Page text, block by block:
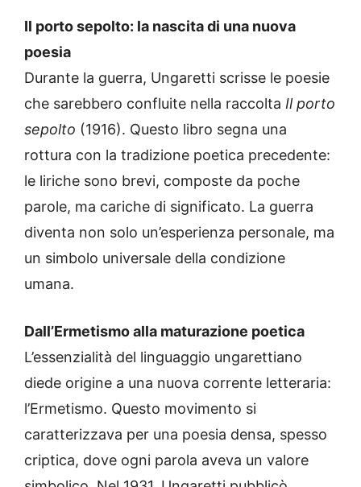
Il porto sepolto: la nascita di una nuova
poesia
Durante la guerra, Ungaretti scrisse le poesie
che sarebbero confluite nella raccolta Il porto
sepolto (1916). Questo libro segna una
rottura con la tradizione poetica precedente:
le liriche sono brevi, composte da poche
parole, ma cariche di significato. La guerra
diventa non solo un’esperienza personale, ma
un simbolo universale della condizione
umana.
Dall’Ermetismo alla maturazione poetica
L’essenzialità del linguaggio ungarettiano
diede origine a una nuova corrente letteraria:
l’Ermetismo. Questo movimento si
caratterizzava per una poesia densa, spesso
criptica, dove ogni parola aveva un valore